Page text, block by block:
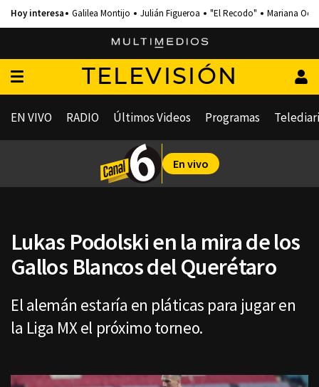
Galilea Montijo Julián Figueroa "El Recodo" Mariana
TELEVISIÓN
EN VIVO RADIO Últimos Videos Programas
En vivo
Lukas Podolski en la mira de los
Gallos Blancos del Querétaro
El alemán estaría en pláticas para jugar en
la Liga MX el próximo torneo.